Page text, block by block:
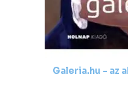
Galeria.hu - az